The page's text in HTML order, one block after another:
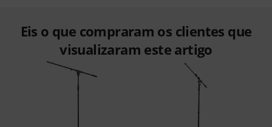
Eis o que compraram os clientes que
visualizaram este artigo